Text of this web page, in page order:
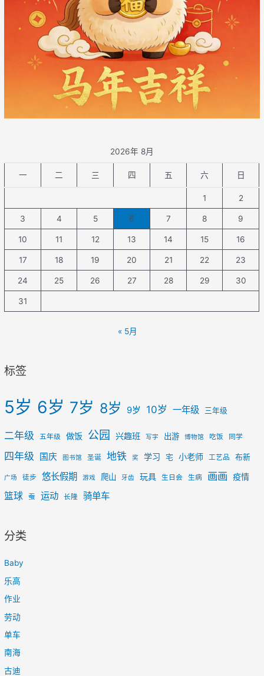
2026年 8月
一 二 三 四 五 六 日
1 2
3 4 5 6 7 8 9
10 11 12 13 14 15 16
17 18 19 20 21 22 23
24 25 26 27 28 29 30
31
« 5月
标签
5岁 6岁 7岁 8岁 9岁 10岁 一年级 三年级
二年级 五年级 做饭 公园 兴趣班 写字 出游 博物馆 吃饭 同学
四年级 国庆 图书馆 圣诞 地铁 奖 学习 宅 小老师 工艺品 布新
广场 徒步 悠长假期 游戏 爬山 牙齿 玩具 生日会 生病 画画 疫情
篮球 蚕 运动 长隆 骑单车
分类
Baby
乐高
作业
劳动
单车
南海
古迪